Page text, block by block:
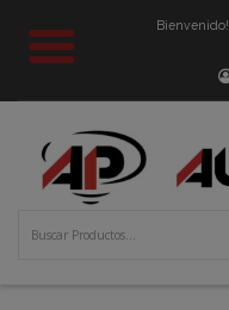
Bienvenido!